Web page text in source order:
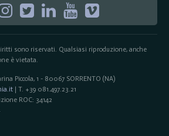
sono riservati. Qualsiasi riproduzione, anche
è vietata.
Piccola, 1 - 80067 SORRENTO (NA)
| T. +39 081.497.23.21
ROC: 34142